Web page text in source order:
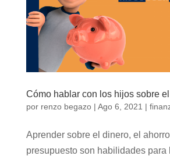
Cómo hablar con los hijos sobre
por renzo begazo| Ago 6, 2021 |
Aprender sobre el dinero, el ahorro
presupuesto son habilidades para